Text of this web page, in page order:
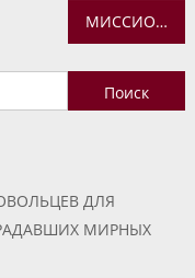
МИССИОНЕРСКАЯ ЛЕКЦИЯ ОБ ИКОНОГРАФИИ ПРАЗДНИКА ПЯТИДЕСЯТНИЦЫ
Найти:
ДЛЯ
МИРНЫХ